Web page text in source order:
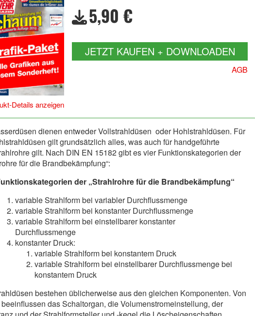
Details anzeigen
5,90 €
JETZT KAUFEN + DOWNLOADEN
AGB
dienen entweder Vollstrahldüsen oder Hohlstrahldüsen. Für
gilt grundsätzlich alles, was auch für handgeführte
gilt. Nach DIN EN 15182 gibt es vier Funktionskategorien der
für die Brandbekämpfung“:
der „Strahlrohre für die Brandbekämpfung“
variable Strahlform bei variabler Durchflussmenge
variable Strahlform bei konstanter Durchflussmenge
variable Strahlform bei einstellbarer konstanter
Durchflussmenge
konstanter Druck:
variable Strahlform bei konstantem Druck
variable Strahlform bei einstellbarer Durchflussmenge bei
konstantem Druck
bestehen üblicherweise aus den gleichen Komponenten. Von
das Schaltorgan, die Volumenstromeinstellung, der